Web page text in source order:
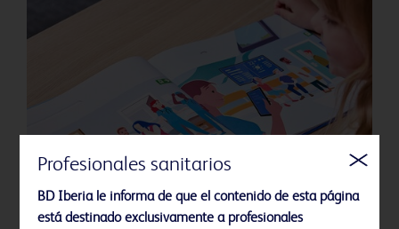
Profesionales sanitarios
BD Iberia le informa de que el contenido de esta página
está destinado exclusivamente a profesionales